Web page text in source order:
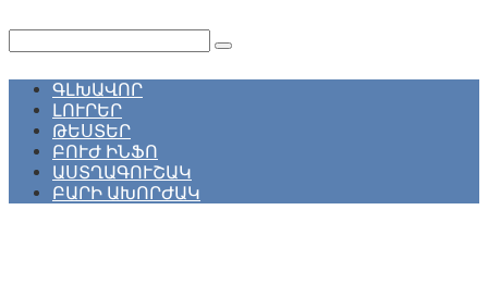
контенту
ԳԼԽԱՎՈՐ
ԼՈՒՐԵՐ
ԹԵՍՏԵՐ
ԲՈՒԺ ԻՆՖՈ
ԱՍՏՂԱԳՈՒՇԱԿ
ԲԱՐԻ ԱԽՈՐԺԱԿ